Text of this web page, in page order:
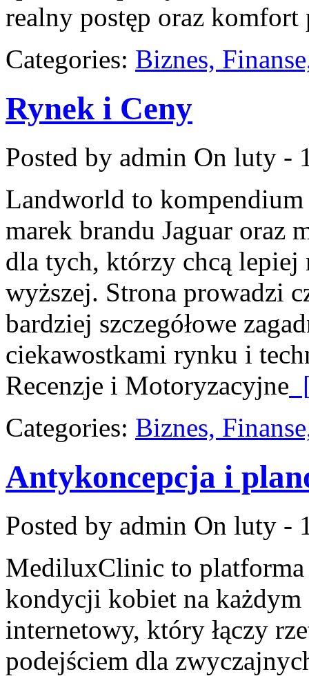
realny postęp oraz komfort
Categories: Biznes,
Rynek i Ceny
Posted by admin On luty -
Landworld to
marek brandu Jaguar oraz
dla tych, którzy chcą lepiej
wyższej. Strona prowadzi
bardziej szczegółowe
ciekawostkami rynku i
Recenzje i Motoryzacyjne
Categories: Biznes,
Antykoncepcja i
Posted by admin On luty -
MediluxClinic to platforma
kondycji kobiet na każdym
internetowy, który łączy
podejściem dla